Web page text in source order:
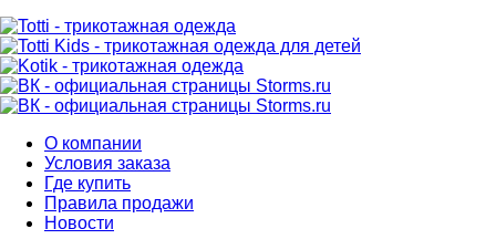
О компании
Условия заказа
Где купить
Правила продажи
Новости